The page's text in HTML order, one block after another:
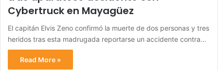
Cybertruck en Mayagüez
El capitán Elvis Zeno confirmó la muerte de dos personas y tres
heridos tras esta madrugada reportarse un accidente contra…
Read More »